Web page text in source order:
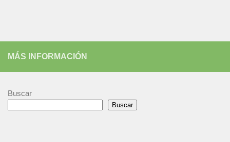
MÁS INFORMACIÓN
Buscar
Buscar